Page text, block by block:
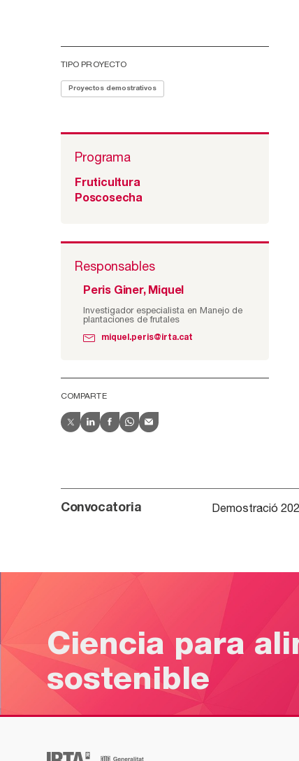
TIPO PROYECTO
Proyectos demostrativos
Programa
Fruticultura
Poscosecha
Responsables
Peris Giner, Miquel
Investigador especialista en Manejo de
plantaciones de frutales
miquel.peris@irta.cat
COMPARTE
Convocatoria Demostració
Ciencia para
sostenible